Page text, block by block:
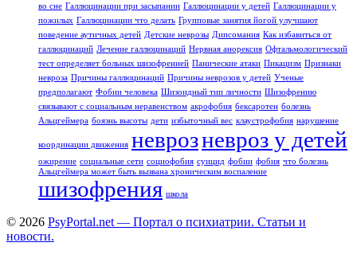
во сне Галлюцинации при засыпании Галлюцинации у детей Галлюцинации у
пожилых Галлюцинации что делать Групповые занятия йогой улучшают
поведение аутичных детей Детские неврозы Дипсомания Как избавиться от
галлюцинаций Лечение галлюцинаций Нервная анорексия Офтальмологический
тест определяет больных шизофренией Панические атаки Пикацизм Признаки
невроза Причины галлюцинаций Причины неврозов у детей Ученые
предполагают Фобии человека Шизоидный тип личности Шизофрению
связывают с социальным неравенством акрофобия бексаротен болезнь
Альцгеймера боязнь высоты дети избыточный вес клаустрофобия нарушение
координации движения неврозневроз у детей
ожирение социальные сети социофобия суицид фобии фобия что болезнь
Альцгеймера может быть вызвана хроническим воспаление
шизофрения школа
© 2026 PsyPortal.net — Портал о психиатрии. Статьи и
новости.